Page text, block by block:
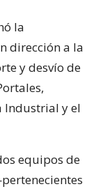
la
dirección a la
y desvío de
Industrial y el
equipos de